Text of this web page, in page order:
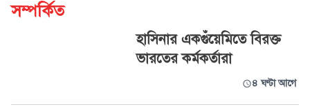
সম্পর্কিত
হাসিনার একগুঁয়েমিতে বিরক্ত
ভারতের কর্মকর্তারা
৪ ঘণ্টা আগে